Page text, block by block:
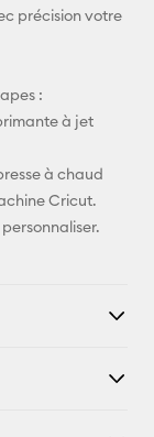
précision votre
:
à jet
à chaud
Cricut.